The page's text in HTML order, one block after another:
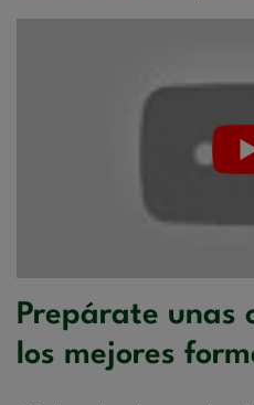
Prepárate unas
los mejores